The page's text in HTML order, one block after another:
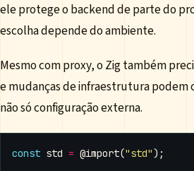
ele protege o backend de parte do
escolha depende do ambiente.
Mesmo com proxy, o Zig também
e mudanças de infraestrutura podem
não só configuração externa.
const std = @import("std");